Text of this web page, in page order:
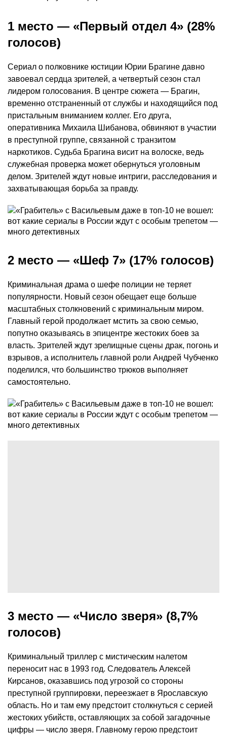
1 место — «Первый отдел 4» (28%
голосов)
Сериал о полковнике юстиции Юрии Брагине давно
завоевал сердца зрителей, а четвертый сезон стал
лидером голосования. В центре сюжета — Брагин,
временно отстраненный от службы и находящийся под
пристальным вниманием коллег. Его друга,
оперативника Михаила Шибанова, обвиняют в участии
в преступной группе, связанной с транзитом
наркотиков. Судьба Брагина висит на волоске, ведь
служебная проверка может обернуться уголовным
делом. Зрителей ждут новые интриги, расследования и
захватывающая борьба за правду.
2 место — «Шеф 7» (17% голосов)
Криминальная драма о шефе полиции не теряет
популярности. Новый сезон обещает еще больше
масштабных столкновений с криминальным миром.
Главный герой продолжает мстить за свою семью,
попутно оказываясь в эпицентре жестоких боев за
власть. Зрителей ждут зрелищные сцены драк, погонь и
взрывов, а исполнитель главной роли Андрей Чубченко
поделился, что большинство трюков выполняет
самостоятельно.
3 место — «Число зверя» (8,7%
голосов)
Криминальный триллер с мистическим налетом
переносит нас в 1993 год. Следователь Алексей
Кирсанов, оказавшись под угрозой со стороны
преступной группировки, переезжает в Ярославскую
область. Но и там ему предстоит столкнуться с серией
жестоких убийств, оставляющих за собой загадочные
цифры — число зверя. Главному герою предстоит